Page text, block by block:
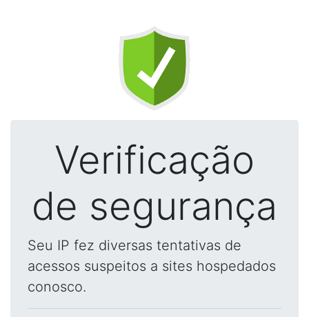
Verificação
de segurança
Seu IP fez diversas tentativas de
acessos suspeitos a sites hospedados
conosco.